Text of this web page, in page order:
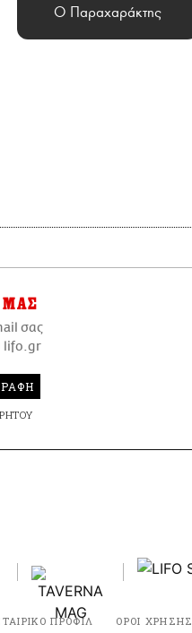
Ο Παραχαράκτης
ΜΑΣ
σας
lifo.gr
ΠΡΟΦΙΛ ΟΡΟΙ ΧΡΗΣΗΣ